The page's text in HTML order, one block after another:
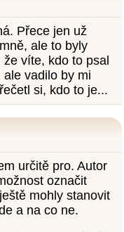
Přece jen už
ale to byly
víte, kdo to psal
vadilo by mi
si, kdo to je...
určitě pro. Autor
označit
mohly stanovit
a na co ne.